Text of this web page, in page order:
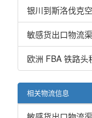
银川到斯洛伐克
敏感货出口物流
欧洲 FBA 铁路
相关物流信息